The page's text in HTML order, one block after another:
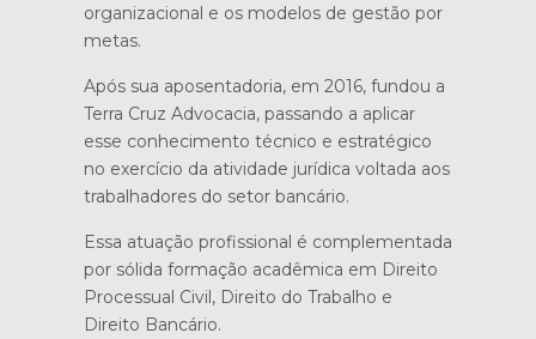
organizacional e os modelos de gestão por
metas.
Após sua aposentadoria, em 2016, fundou a
Terra Cruz Advocacia, passando a aplicar
esse conhecimento técnico e estratégico
no exercício da atividade jurídica voltada aos
trabalhadores do setor bancário.
Essa atuação profissional é complementada
por sólida formação acadêmica em Direito
Processual Civil, Direito do Trabalho e
Direito Bancário.